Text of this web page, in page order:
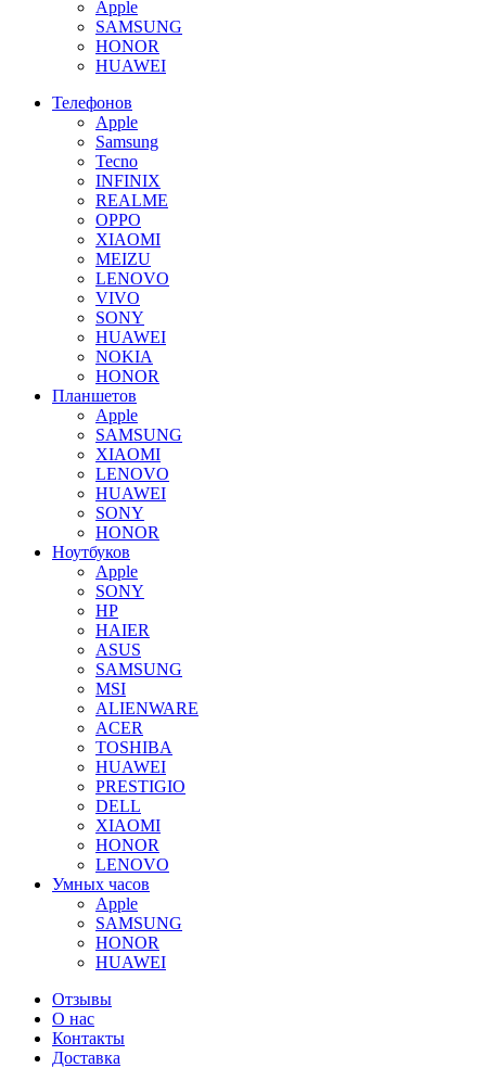
Apple
SAMSUNG
HONOR
HUAWEI
Телефонов
Apple
Samsung
Tecno
INFINIX
REALME
OPPO
XIAOMI
MEIZU
LENOVO
VIVO
SONY
HUAWEI
NOKIA
HONOR
Планшетов
Apple
SAMSUNG
XIAOMI
LENOVO
HUAWEI
SONY
HONOR
Ноутбуков
Apple
SONY
HP
HAIER
ASUS
SAMSUNG
MSI
ALIENWARE
ACER
TOSHIBA
HUAWEI
PRESTIGIO
DELL
XIAOMI
HONOR
LENOVO
Умных часов
Apple
SAMSUNG
HONOR
HUAWEI
Отзывы
О нас
Контакты
Доставка